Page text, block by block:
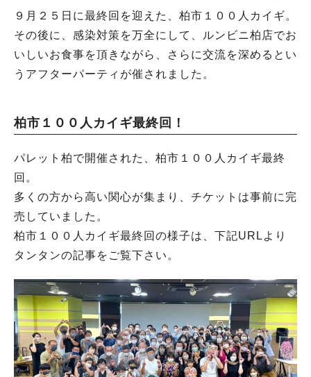
９月２５日に最終回を迎えた、柏市１００人カイギ。
その後に、感染対策を万全にして、ルンビニ柏店でお
いしいお食事を頂きながら、さらに交流を深めるとい
うアフターパーティが催されました。
柏市１００人カイギ最終回！
パレット柏で開催された、柏市１００人カイギ最終
回。
多くの方から高い関心が集まり、チケットは事前に完
売していました。
柏市１００人カイギ最終回の様子は、下記URLより
タンタンの記事をご覧下さい。